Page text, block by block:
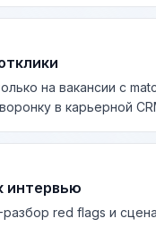
на вакансии с
в карьерной
интервью
разбор red flags и